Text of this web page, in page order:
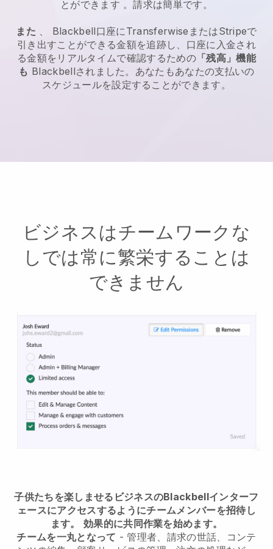
とができます 。請求は簡単です。
また 、 Blackbell口座にTransferwiseまたはStripeで
引き出すことができる金額を追跡し、口座に入金され
る金額をリアルタイムで確認するための「残高」機能
も Blackbellされました。あなたもあなたの支払いの
スケジュールを設定することができます。
ビジネスはチームワークな
しでは常に繁栄することは
できません
子供たちを楽しませるビジネスのBlackbellインターフ
ェースにアクセスするようにチームメンバーを招待し
ます。
効果的に共同作業を始めます。
チームを一丸となって - 管理者、請求の世話、コンテ